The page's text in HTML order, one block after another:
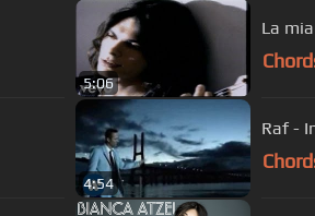
5:06
La
4:54
Raf -